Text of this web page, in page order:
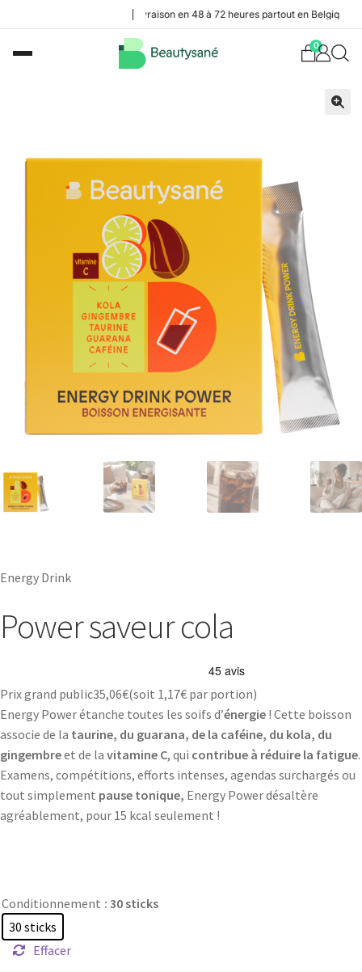
Livraison en 48 à 72 heures partout en Belgique
0
Energy Drink
Power saveur cola
Prix grand public35,06€(soit 1,17€ par portion)
Energy Power étanche toutes les soifs d’énergie ! Cette boisson
associe de la taurine, du guarana, de la caféine, du kola, du
gingembreet de la vitamine C, qui contribue à réduire la fatigue.
Examens, compétitions, efforts intenses, agendas surchargés ou
tout simplement pause tonique, Energy Power désaltère
agréablement, pour 15 kcal seulement !
Conditionnement : 30 sticks
30 sticks
Effacer